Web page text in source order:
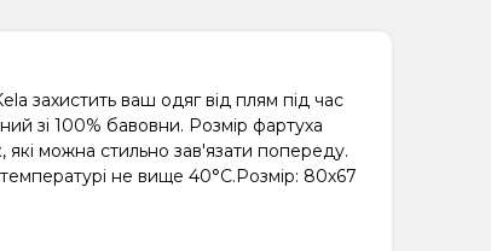
захистить ваш одяг від плям під час
зі 100% бавовни. Розмір фартуха
можна стильно зав'язати попереду.
не вище 40°C.Розмір: 80х67